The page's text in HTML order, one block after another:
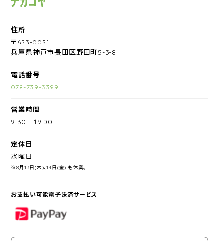
住所
〒653-0051
兵庫県神戸市長田区野田町5-3-8
電話番号
078-739-3399
営業時間
9:30 -19:00
定休日
水曜日
※8月13日(木)、14日(金) も休業。
お支払い可能電子決済サービス
PayPay